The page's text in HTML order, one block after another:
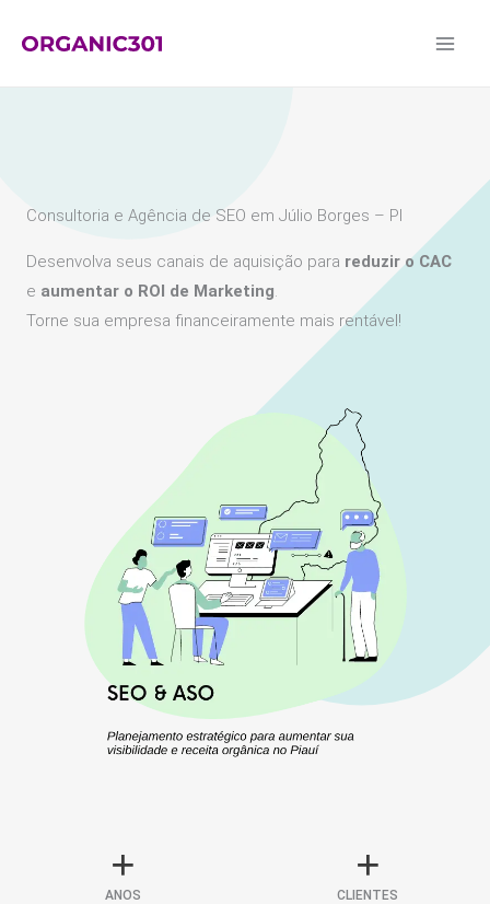
para
Consultoria e Agência de SEO em Júlio Borges – PI
Desenvolva seus canais de aquisição para reduzir o CAC
e aumentar o ROI de Marketing.
Torne sua empresa financeiramente mais rentável!
+
ANOS
+
CLIENTES